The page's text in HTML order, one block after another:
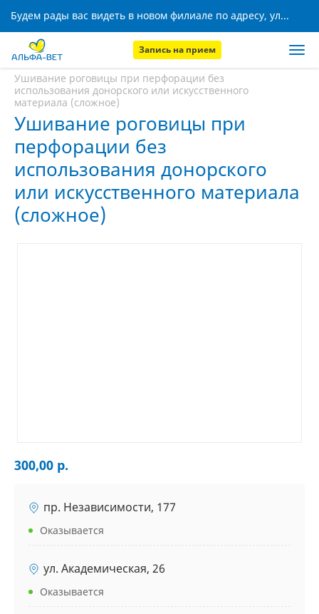
Будем рады вас видеть в новом филиале по адресу, ул. Кижеватова, 8!
Запись на прием
Главная
Ушивание роговицы при перфорации без
использования донорского или искусственного
материала (сложное)
Ушивание роговицы при
перфорации без
использования донорского
или искусственного материала
(сложное)
300,00 р.
пр. Независимости, 177
Оказывается
ул. Академическая, 26
Оказывается